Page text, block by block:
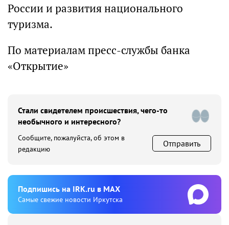
России и развития национального
туризма.
По материалам пресс-службы банка
«Открытие»
Стали свидетелем происшествия, чего-то
необычного и интересного?
Сообщите, пожалуйста, об этом в
редакцию
Отправить
Подпишиcь на IRK.ru в MAX
Cамые свежие новости Иркутска